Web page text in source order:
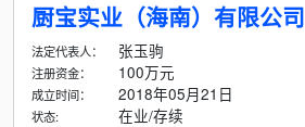
厨宝实业（海南）有限公司
法定代表人： 张玉驹
注册资金： 100万元
成立时间： 2018年05月21日
状态: 在业/存续